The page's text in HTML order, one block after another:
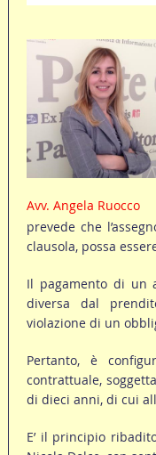
Avv. Angela Ruocco
prevede che
clausola, possa
Il pagamento di un
diversa dal
violazione di un
Pertanto, è
contrattuale,
di dieci anni, di cui
E’ il principio